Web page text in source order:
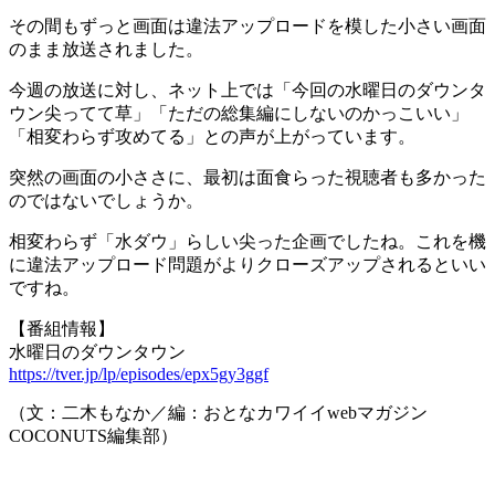
その間もずっと画面は違法アップロードを模した小さい画面
のまま放送されました。
今週の放送に対し、ネット上では「今回の水曜日のダウンタ
ウン尖ってて草」「ただの総集編にしないのかっこいい」
「相変わらず攻めてる」との声が上がっています。
突然の画面の小ささに、最初は面食らった視聴者も多かった
のではないでしょうか。
相変わらず「水ダウ」らしい尖った企画でしたね。これを機
に違法アップロード問題がよりクローズアップされるといい
ですね。
【番組情報】
水曜日のダウンタウン
https://tver.jp/lp/episodes/epx5gy3ggf
（文：二木もなか／編：おとなカワイイwebマガジン
COCONUTS編集部）